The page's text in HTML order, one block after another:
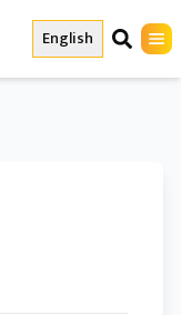
English